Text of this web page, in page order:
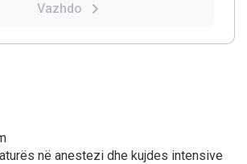
Vazhdo
në anestezi dhe kujdes intensive